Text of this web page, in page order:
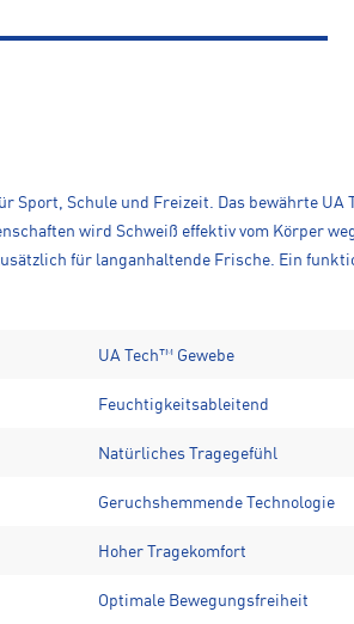
Schule und Freizeit. Das bewährte
wird Schweiß effektiv vom Körper
für langanhaltende Frische. Ein
UA Tech™ Gewebe
Feuchtigkeitsableitend
Natürliches Tragegefühl
Geruchshemmende Technologie
Hoher Tragekomfort
Optimale Bewegungsfreiheit